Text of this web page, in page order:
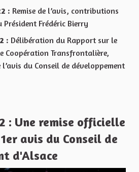
: Remise de l’avis, contributions
Frédéric Bierry
: Délibération du Rapport sur le
Coopération Transfrontalière,
du Conseil de développement
: Une remise officielle
avis du Conseil de
d'Alsace